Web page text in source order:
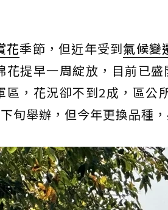
花季節，但近年受到氣候變
花提早一周綻放，目前已
區，花況卻不到2成，區公
旬舉辦，但今年更換品種